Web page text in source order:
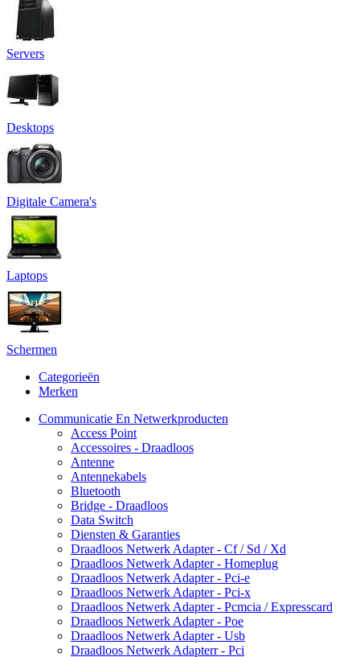
Servers
Desktops
Digitale Camera's
Laptops
Schermen
Categorieën
Merken
Communicatie En Netwerkproducten
Access Point
Accessoires - Draadloos
Antenne
Antennekabels
Bluetooth
Bridge - Draadloos
Data Switch
Diensten & Garanties
Draadloos Netwerk Adapter - Cf / Sd / Xd
Draadloos Netwerk Adapter - Homeplug
Draadloos Netwerk Adapter - Pci-e
Draadloos Netwerk Adapter - Pci-x
Draadloos Netwerk Adapter - Pcmcia / Expresscard
Draadloos Netwerk Adapter - Poe
Draadloos Netwerk Adapter - Usb
Draadloos Netwerk Adapterr - Pci